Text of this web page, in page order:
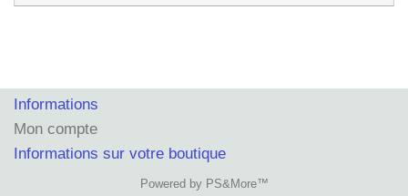
Informations
Mon compte
Informations sur votre boutique
Powered by PS&More™